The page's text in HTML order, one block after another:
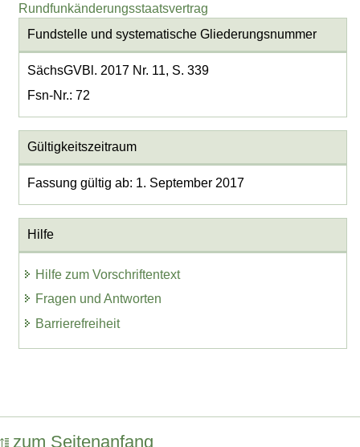
Rundfunkänderungsstaatsvertrag
Fundstelle und systematische Gliederungsnummer
SächsGVBl. 2017 Nr. 11, S. 339
Fsn-Nr.: 72
Gültigkeitszeitraum
Fassung gültig ab: 1. September 2017
Hilfe
Hilfe zum Vorschriftentext
Fragen und Antworten
Barrierefreiheit
zum Seitenanfang